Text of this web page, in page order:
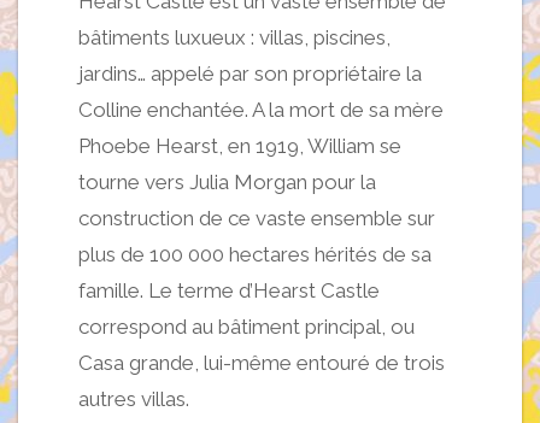
bâtiments luxueux : villas, piscines,
jardins… appelé par son propriétaire la
Colline enchantée. A la mort de sa mère
Phoebe Hearst, en 1919, William se
tourne vers Julia Morgan pour la
construction de ce vaste ensemble sur
plus de 100 000 hectares hérités de sa
famille. Le terme d’Hearst Castle
correspond au bâtiment principal, ou
Casa grande, lui-même entouré de trois
autres villas.